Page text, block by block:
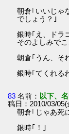
朝倉｢いいじゃ
でしょう？｣
銀時｢え、ドラ
そのよしみで
朝倉｢うん、そ
銀時｢てくれる
83 名前： 以下、
稿日：2010/03/
朝倉｢じゃあ死
銀時｢！｣